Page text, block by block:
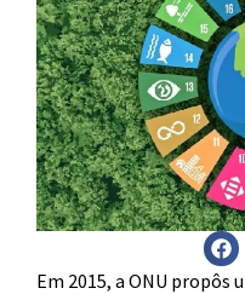
Em 2015, a ONU propôs